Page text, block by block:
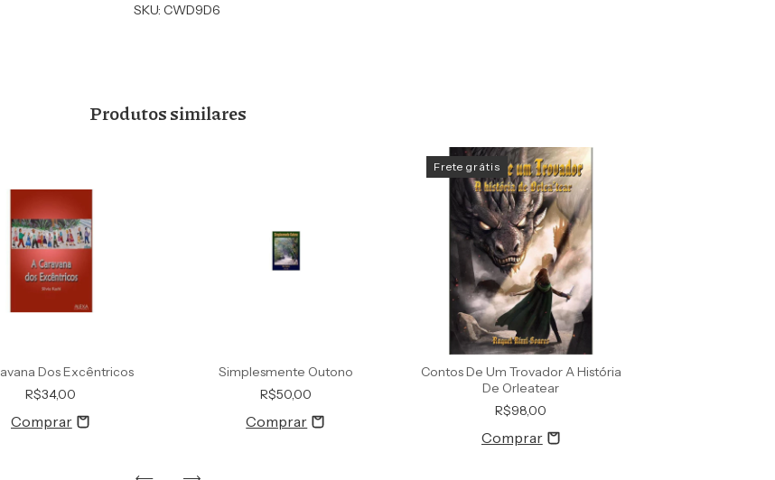
SKU: CWD9D6
Produtos similares
Dos Excêntricos
R$34,00
Simplesmente Outono
R$50,00
Frete grátis
Contos De Um Trovador A História
De Orleatear
R$98,00